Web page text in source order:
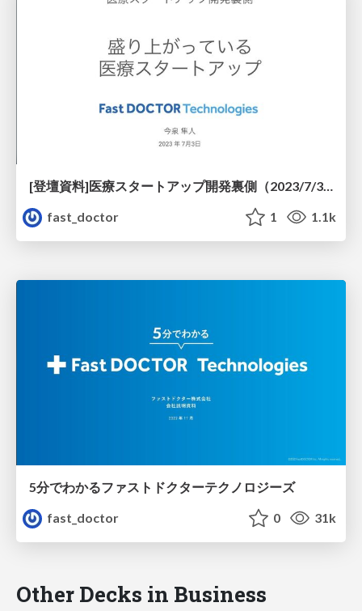
[登壇資料]医療スタートアップ開発裏側（2023/7/3）
fast_doctor
1 1.1k
5分でわかるファストドクターテクノロジーズ
fast_doctor
0 31k
Other Decks in Business